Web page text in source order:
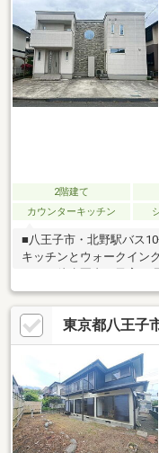
2階建て
カウンターキッチン
■八王子市・北野駅バス
キッチンとウォークイン
しをサポートします。
東京都八王子